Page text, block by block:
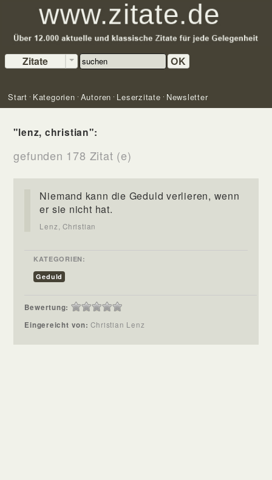
Zitate OK
Start Kategorien Autoren Leserzitate Newsletter
"lenz, christian":
gefunden 178 Zitat (e)
Niemand kann die Geduld verlieren, wenn
er sie nicht hat.
Lenz, Christian
KATEGORIEN:
Geduld
Bewertung:
Eingereicht von:Christian Lenz